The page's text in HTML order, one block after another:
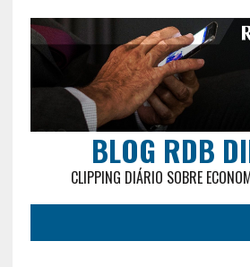
BLOG RDB
CLIPPING DIÁRIO SOBRE